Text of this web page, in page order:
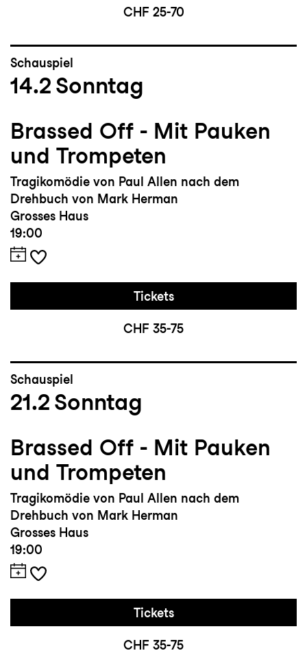
CHF 25-70
Schauspiel
14.2 Sonntag
Brassed Off - Mit Pauken
und Trompeten
Tragikomödie von Paul Allen nach dem
Drehbuch von Mark Herman
Grosses Haus
19:00
Tickets
CHF 35-75
Schauspiel
21.2 Sonntag
Brassed Off - Mit Pauken
und Trompeten
Tragikomödie von Paul Allen nach dem
Drehbuch von Mark Herman
Grosses Haus
19:00
Tickets
CHF 35-75